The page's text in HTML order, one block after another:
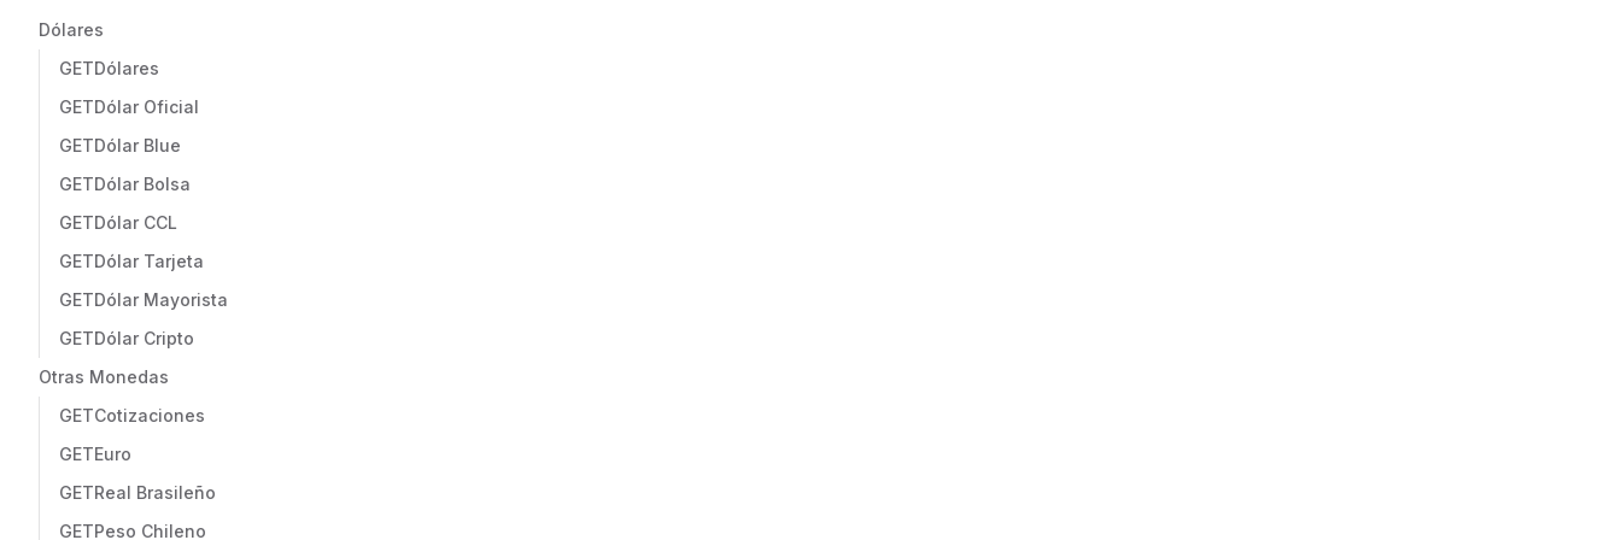
Dólares
GETDólares
GETDólar Oficial
GETDólar Blue
GETDólar Bolsa
GETDólar CCL
GETDólar Tarjeta
GETDólar Mayorista
GETDólar Cripto
Otras Monedas
GETCotizaciones
GETEuro
GETReal Brasileño
GETPeso Chileno